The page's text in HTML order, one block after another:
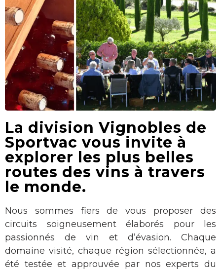
La division Vignobles de
Sportvac vous invite à
explorer les plus belles
routes des vins à travers
le monde.
Nous sommes fiers de vous proposer des
circuits soigneusement élaborés pour les
passionnés de vin et d’évasion. Chaque
domaine visité, chaque région sélectionnée, a
été testée et approuvée par nos experts du